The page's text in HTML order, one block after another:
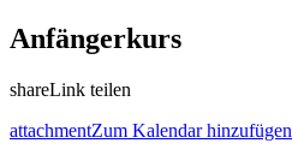
Anfängerkurs
shareLink teilen
attachmentZum Kalendar hinzufügen